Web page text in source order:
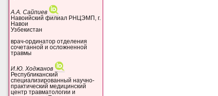
А.А. Сайпиев
Навоийский филиал РНЦЭМП, г.
Навои
Узбекистан
врач-ординатор отделения
сочетанной и осложненной
травмы
И.Ю. Ходжанов
Республиканский
специализированный научно-
практический медицинский
центр травматологии и